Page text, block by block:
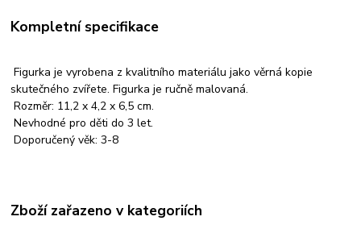
Kompletní specifikace
Figurka je vyrobena z kvalitního materiálu jako věrná kopie
skutečného zvířete. Figurka je ručně malovaná.
Rozměr: 11,2 x 4,2 x 6,5 cm.
Nevhodné pro děti do 3 let.
Doporučený věk: 3-8
Zboží zařazeno v kategoriích